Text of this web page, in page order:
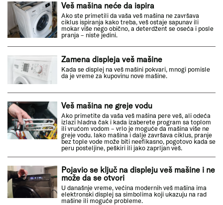
Veš mašina neće da ispira
Ako ste primetili da vaša veš mašina ne završava
ciklus ispiranja kako treba, veš ostaje sapunav ili
mokar više nego obično, a deterdžent se oseća i posle
pranja – niste jedini.
Zamena displeja veš mašine
Kada se displej na veš mašini pokvari, mnogi pomisle
da je vreme za kupovinu nove mašine.
Veš mašina ne greje vodu
Ako primetite da vaša veš mašina pere veš, ali odeća
izlazi hladna čak i kada izaberete program sa toplom
ili vrućom vodom – vrlo je moguće da mašina više ne
greje vodu. Iako mašina i dalje završava ciklus, pranje
bez tople vode može biti neefikasno, pogotovo kada se
peru posteljine, peškiri ili jako zaprljan veš.
Pojavio se ključ na displeju veš mašine i ne
može da se otvori
U današnje vreme, većina modernih veš mašina ima
elektronski displej sa simbolima koji ukazuju na rad
mašine ili moguće probleme.